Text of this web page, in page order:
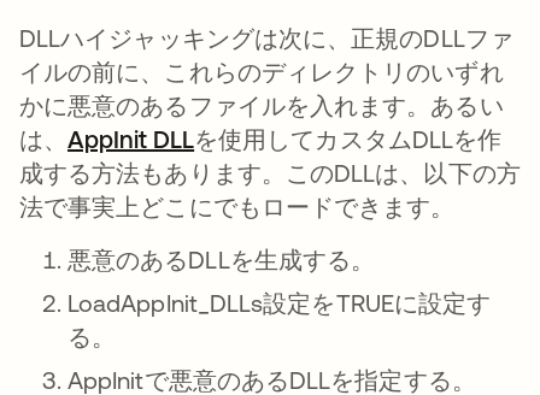
DLLハイジャッキングは次に、正規のDLLファ
イルの前に、これらのディレクトリのいずれ
かに悪意のあるファイルを入れます。あるい
は、AppInit DLL新しいタブで開く
を使用してカスタムDLLを作
成する方法もあります。このDLLは、以下の方
法で事実上どこにでもロードできます。
悪意のあるDLLを生成する。
LoadAppInit_DLLs設定をTRUEに設定す
る。
AppInitで悪意のあるDLLを指定する。